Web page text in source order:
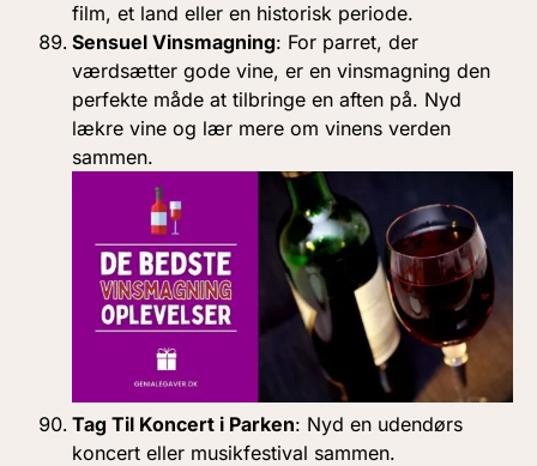
film, et land eller en historisk periode.
Sensuel Vinsmagning: For parret, der
værdsætter gode vine, er en vinsmagning den
perfekte måde at tilbringe en aften på. Nyd
lækre vine og lær mere om vinens verden
sammen.
Tag Til Koncert i Parken: Nyd en udendørs
koncert eller musikfestival sammen.